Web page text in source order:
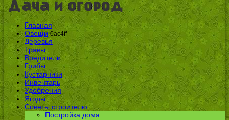
Главная
Овощи 0ac4ff
Деревья
Травы
Вредители
Грибы
Кустарники
Инвентарь
Удобрения
Ягоды
Советы строителю
Постройка дома